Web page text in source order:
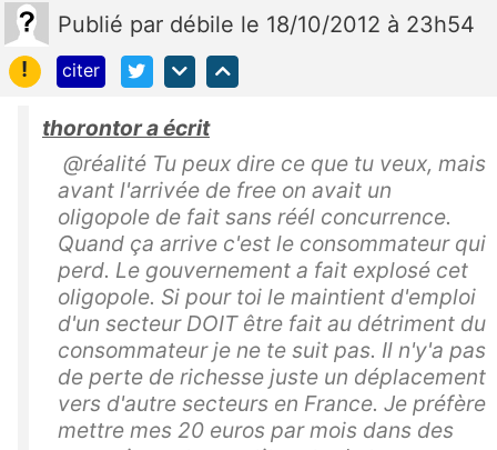
Publié par débile le 18/10/2012 à 23h54
!
citer
thorontor a écrit
@réalité Tu peux dire ce que tu veux, mais
avant l'arrivée de free on avait un
oligopole de fait sans réél concurrence.
Quand ça arrive c'est le consommateur qui
perd. Le gouvernement a fait explosé cet
oligopole. Si pour toi le maintient d'emploi
d'un secteur DOIT être fait au détriment du
consommateur je ne te suit pas. Il n'y'a pas
de perte de richesse juste un déplacement
vers d'autre secteurs en France. Je préfère
mettre mes 20 euros par mois dans des